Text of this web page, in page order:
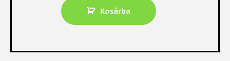
Kosárba